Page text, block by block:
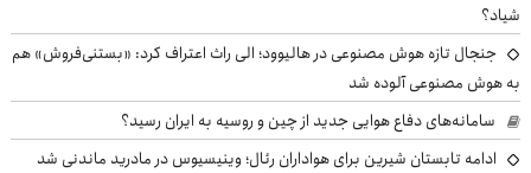
شیاد؟
جنجال تازه هوش مصنوعی در هالیوود؛ الی راث اعتراف کرد: «بستنی‌فروش» هم
به هوش مصنوعی آلوده شد
سامانه‌های دفاع هوایی جدید از چین و روسیه به ایران رسید؟
ادامه تابستان شیرین برای هواداران رئال؛ وینیسیوس در مادرید ماندنی شد